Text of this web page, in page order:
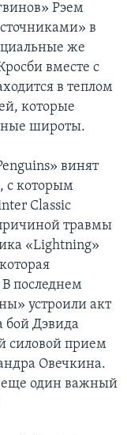
Рэем
в
же
вместе с
в теплом
которые
широты.
винят
с которым
Classic
травмы
«Lightning»
В последнем
устроили акт
бой Дэвида
силовой прием
Овечкина.
еще один важный